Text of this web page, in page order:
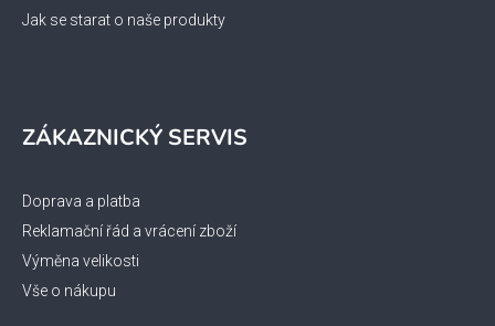
Jak se starat o naše produkty
ZÁKAZNICKÝ SERVIS
Doprava a platba
Reklamační řád a vrácení zboží
Výměna velikosti
Vše o nákupu